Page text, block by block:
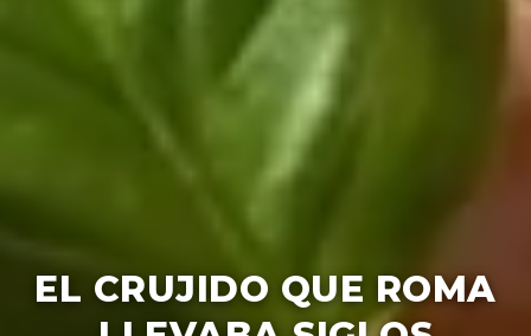
EL CRUJIDO QUE ROMA